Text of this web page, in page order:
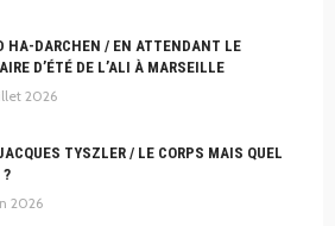
HA-DARCHEN / EN ATTENDANT LE
D’ÉTÉ DE L’ALI À MARSEILLE
2026
TYSZLER / LE CORPS MAIS QUEL
?
2026